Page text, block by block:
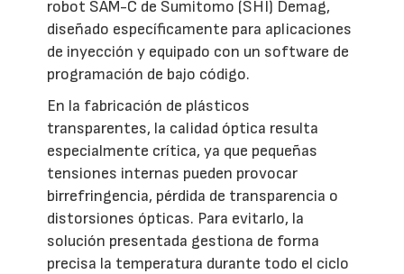
robot SAM-C de Sumitomo (SHI) Demag,
diseñado específicamente para aplicaciones
de inyección y equipado con un software de
programación de bajo código.
En la fabricación de plásticos
transparentes, la calidad óptica resulta
especialmente crítica, ya que pequeñas
tensiones internas pueden provocar
birrefringencia, pérdida de transparencia o
distorsiones ópticas. Para evitarlo, la
solución presentada gestiona de forma
precisa la temperatura durante todo el ciclo